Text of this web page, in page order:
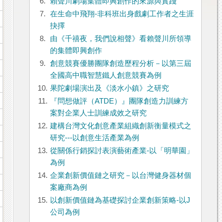
7.
在生命中飛翔-非科班出身戲劇工作者之生涯
抉擇
8.
由《千禧夜，我們說相聲》看賴聲川所領導
的集體即興創作
9.
創意競賽優勝團隊創造歷程分析－以第三屆
全國高中職智慧鐵人創意競賽為例
10. 果陀劇場演出及《淡水小鎮》之研究
11.
『問想做評（ATDE）』團隊創造力訓練方
案對企業人士訓練成效之研究
12. 建構台灣文化創意產業組織創新衡量模式之
研究---以創意生活產業為例
13. 從關係行銷探討表演藝術產業-以「明華園」
為例
14. 企業創新價值鏈之研究－以台灣健身器材個
案廠商為例
15. 以創新價值鏈為基礎探討企業創新策略-以J
公司為例